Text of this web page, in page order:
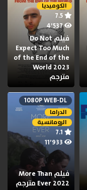
الكوميديا
7.5
4٬537
فيلم Do Not
Expect Too Much
of the End of the
World 2023
مترجم
1080P WEB-DL
الدراما
الرومانسية
فيلم More Than
Ever 2022 مترجم